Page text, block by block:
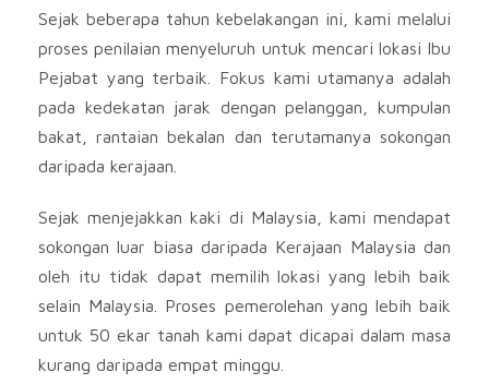
Sejak beberapa tahun kebelakangan ini, kami melalui
proses penilaian menyeluruh untuk mencari lokasi Ibu
Pejabat yang terbaik. Fokus kami utamanya adalah
pada kedekatan jarak dengan pelanggan, kumpulan
bakat, rantaian bekalan dan terutamanya sokongan
daripada kerajaan.
Sejak menjejakkan kaki di Malaysia, kami mendapat
sokongan luar biasa daripada Kerajaan Malaysia dan
oleh itu tidak dapat memilih lokasi yang lebih baik
selain Malaysia. Proses pemerolehan yang lebih baik
untuk 50 ekar tanah kami dapat dicapai dalam masa
kurang daripada empat minggu.